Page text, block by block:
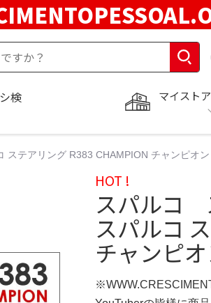
マイストア
検
テアリング R383 CHAMPION チャンピオン
HOT !
スパルコ
スパルコ
チャンピ